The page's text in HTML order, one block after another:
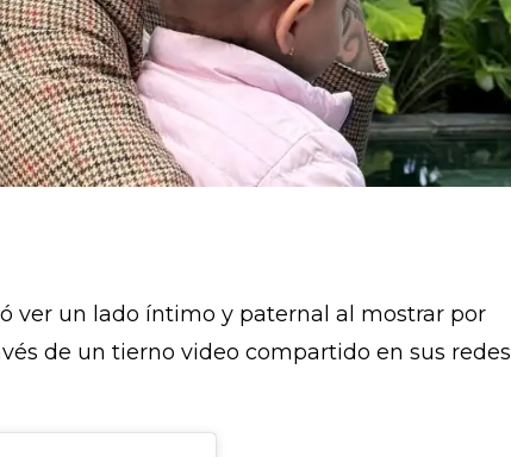
ver un lado íntimo y paternal al mostrar por
de un tierno video compartido en sus redes